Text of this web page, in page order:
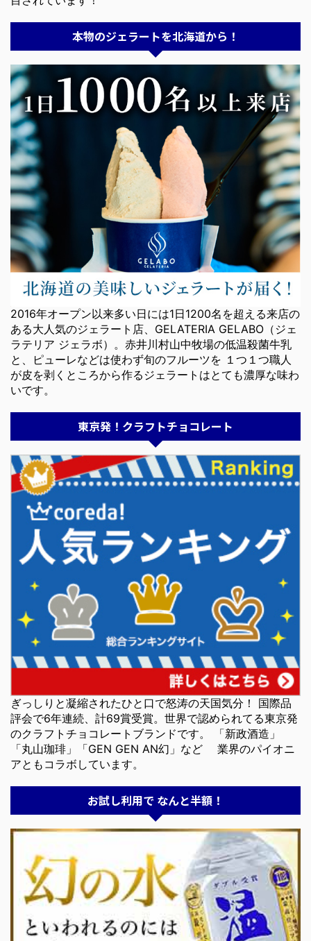
本物のジェラートを北海道から！
2016年オープン以来多い日には1日1200名を超える来店の
ある大人気のジェラート店、GELATERIA GELABO（ジェ
ラテリア ジェラボ）。赤井川村山中牧場の低温殺菌牛乳
と、ピューレなどは使わず旬のフルーツを １つ１つ職人
が皮を剥くところから作るジェラートはとても濃厚な味わ
いです。
東京発！クラフトチョコレート
ぎっしりと凝縮されたひと口で怒涛の天国気分！ 国際品
評会で6年連続、計69賞受賞。世界で認められてる東京発
のクラフトチョコレートブランドです。 「新政酒造」
「丸山珈琲」「GEN GEN AN幻」など 業界のパイオニ
アともコラボしています。
お試し利用で なんと半額！